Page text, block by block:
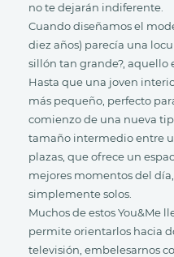
no te dejarán indiferente.
Cuando diseñamos el
diez años) parecía una
sillón tan grande?, aquello
Hasta que una joven
más pequeño, perfecto
comienzo de una nueva
tamaño intermedio entre
plazas, que ofrece un
mejores momentos del
simplemente solos.
Muchos de estos You&Me
permite orientarlos hacia
televisión, embelesarnos